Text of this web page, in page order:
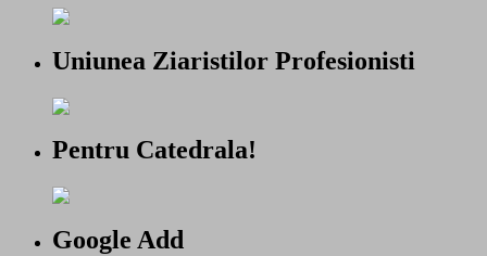
Uniunea Ziaristilor Profesionisti
Pentru Catedrala!
Google Add